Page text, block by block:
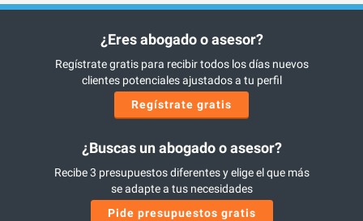
¿Eres abogado o asesor?
Regístrate gratis para recibir todos los días nuevos
clientes potenciales ajustados a tu perfil
Regístrate gratis
¿Buscas un abogado o asesor?
Recibe 3 presupuestos diferentes y elige el que más
se adapte a tus necesidades
Pide presupuestos gratis